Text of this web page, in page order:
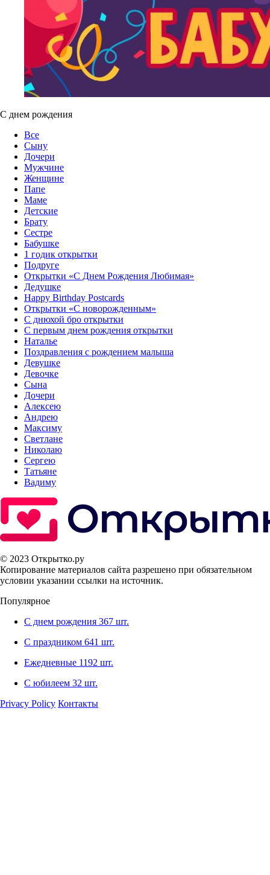
С днем рождения
Все
Сыну
Дочери
Мужчине
Женщине
Папе
Маме
Детские
Брату
Сестре
Бабушке
1 годик открытки
Подруге
Открытки «С Днем Рождения Любимая»‎
Дедушке
Happy Birthday Postcards
Открытки «‎С новорожденным»
С днюхой бро открытки
С первым днем рождения открытки
Наталье
Поздравления с рождением малыша
Девушке
Девочке
Сына
Дочери
Алексею
Андрею
Максиму
Светлане
Николаю
Сергею
Татьяне
Вадиму
© 2023 Открытко.ру
Копирование материалов сайта разрешено при обязательном
условии указании ссылки на источник.
Популярное
С днем рождения 367 шт.
С праздником 641 шт.
Ежедневные 1192 шт.
С юбилеем 32 шт.
Privacy Policy Контакты